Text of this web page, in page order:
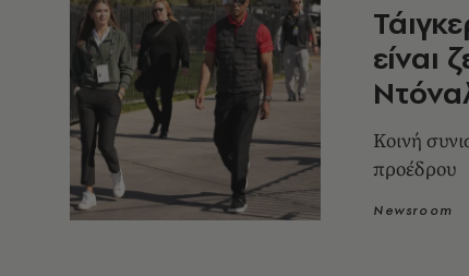
είναι
Κοινή
προέδρου
Newsroom